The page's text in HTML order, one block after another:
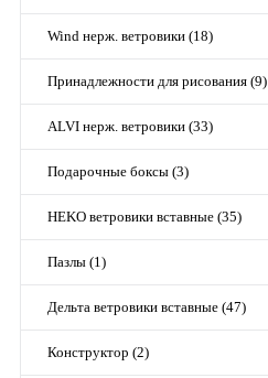
Wind нерж. ветровики (18)
Принадлежности для рисования (9)
ALVI нерж. ветровики (33)
Подарочные боксы (3)
HEKO ветровики вставные (35)
Пазлы (1)
Дельта ветровики вставные (47)
Конструктор (2)